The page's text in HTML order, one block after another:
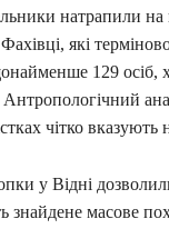
натрапили
які
129 осіб,
чітко
у Відні
знайдене масове